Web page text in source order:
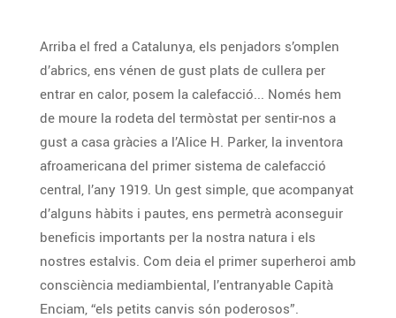
Arriba el fred a Catalunya, els penjadors s’omplen
d’abrics, ens vénen de gust plats de cullera per
entrar en calor, posem la calefacció... Només hem
de moure la rodeta del termòstat per sentir-nos a
gust a casa gràcies a l’Alice H. Parker, la inventora
afroamericana del primer sistema de calefacció
central, l’any 1919. Un gest simple, que acompanyat
d’alguns hàbits i pautes, ens permetrà aconseguir
beneficis importants per la nostra natura i els
nostres estalvis. Com deia el primer superheroi amb
consciència mediambiental, l’entranyable Capità
Enciam, “els petits canvis són poderosos”.